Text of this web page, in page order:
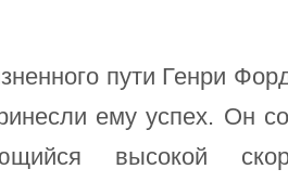
пути Генри
ему успех. Он
высокой